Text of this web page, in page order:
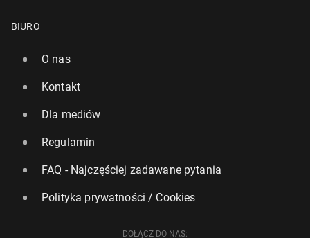
BIURO
O nas
Kontakt
Dla mediów
Regulamin
FAQ - Najczęściej zadawane pytania
Polityka prywatności / Cookies
DOŁĄCZ DO NAS: